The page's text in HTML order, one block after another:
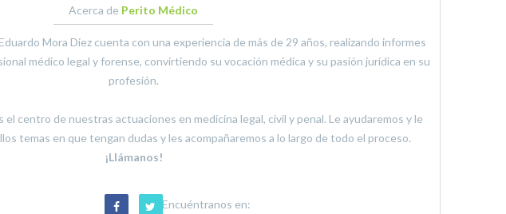
Acerca de Perito Médico
Mora Diez cuenta con una experiencia de más de 29 años, realizando informes
médico legal y forense, convirtiendo su vocación médica y su pasión jurídica en su
profesión.
centro de nuestras actuaciones en medicina legal, civil y penal. Le ayudaremos y le
temas en que tengan dudas y les acompañaremos a lo largo de todo el proceso.
¡Llámanos!
Encuéntranos en: